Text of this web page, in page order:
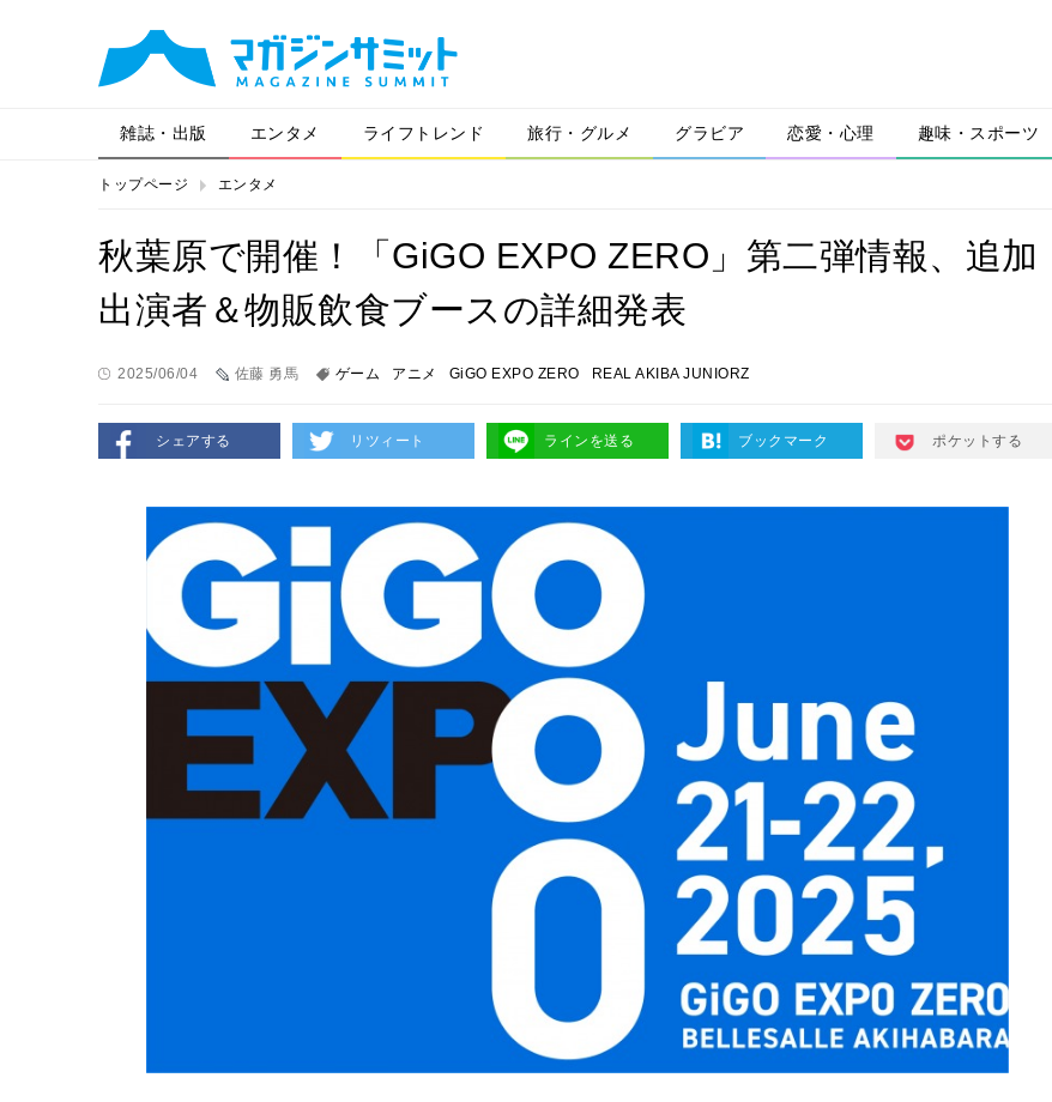
雑誌・出版 エンタメ ライフトレンド 旅行・グルメ グラビア 恋愛・心理 趣味・スポーツ
トップページ エンタメ
秋葉原で開催！「GiGO EXPO ZERO」第二弾情報、追加
出演者＆物販飲食ブースの詳細発表
2025/06/04 佐藤 勇馬 ゲーム アニメ GiGO EXPO ZERO REAL AKIBA JUNIORZ
シェアする リツィート ラインを送る ブックマーク ポケットする